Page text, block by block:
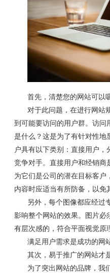
首先，清楚您的网站可以
对于此问题，在进行网站
到可能要访问的用户群。访问
是什么？这是为了有针对性地
户具有以下类别：直接用户，
竞争对手。直接用户和经销商
为它们是公司的潜在目标客
内容时应适当有所防备，以免
另外，每个图像都应经过
影响整个网站的效果。图片必
有层次感的，符合平面视觉原
满足用户需求是成功的网
其次，易于推广的网站才
为了突出网站的品牌，我